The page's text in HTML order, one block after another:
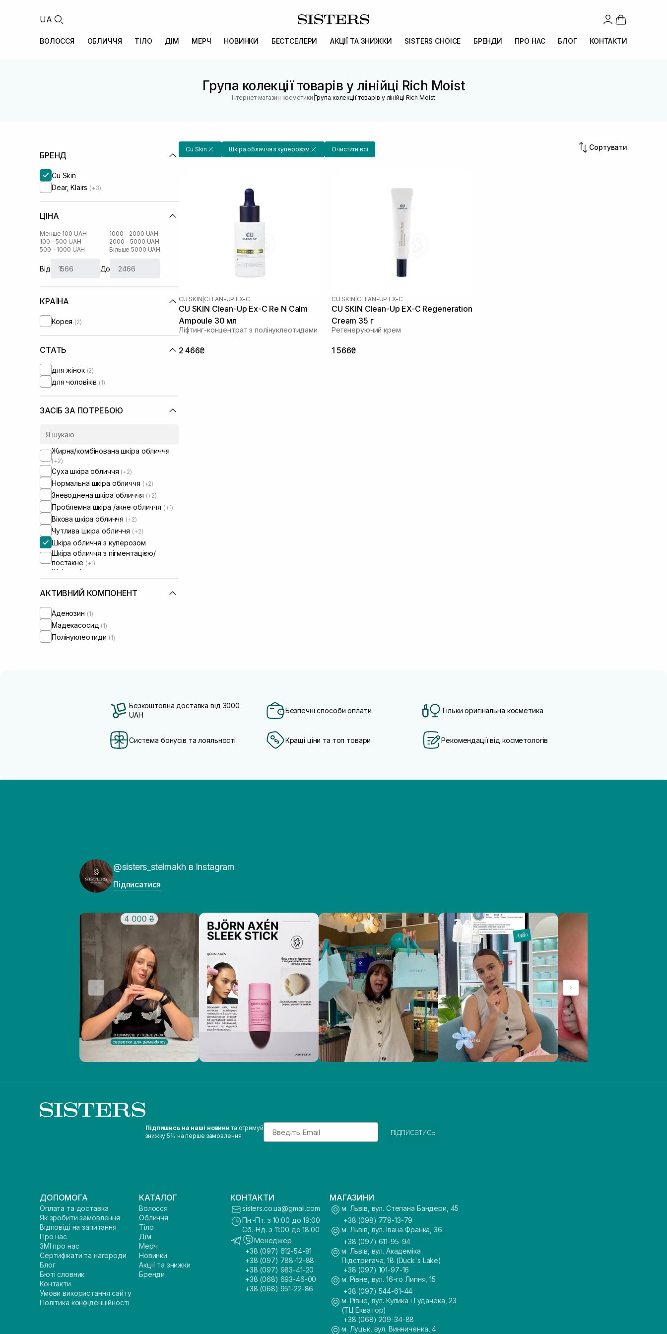
UA
ВОЛОССЯ ОБЛИЧЧЯ ТІЛО ДІМ МЕРЧ НОВИНКИ БЕСТСЕЛЕРИ АКЦІЇ ТА ЗНИЖКИ SISTERS CHOICE БРЕНДИ ПРО НАС БЛОГ КОНТАКТИ
Група колекції товарів у лінійці Rich Moist
Інтернет магазин косметики |Група колекції товарів у лінійці Rich Moist
БРЕНД
Cu Skin
Dear, Klairs (+3)
ЦІНА
Менше 100 UAH
100 – 500 UAH
500 – 1000 UAH
1000 – 2000 UAH
2000 – 5000 UAH
Більше 5000 UAH
Від До
КРАЇНА
Корея (2)
СТАТЬ
для жінок (2)
для чоловіків (1)
ЗАСІБ ЗА ПОТРЕБОЮ
Жирна/комбінована шкіра обличчя
(+2)
Суха шкіра обличчя (+2)
Нормальна шкіра обличчя (+2)
Зневоднена шкіра обличчя (+2)
Проблемна шкіра /акне обличчя (+1)
Вікова шкіра обличчя (+2)
Чутлива шкіра обличчя (+2)
Шкіра обличчя з куперозом
Шкіра обличчя з пігментацією/
постакне (+1)
Шкіра обличчя з порушеним
барʼєром
Шкіра обличчя з порушеним
АКТИВНИЙ КОМПОНЕНТ
Аденозин (1)
Мадекасосид (1)
Полінуклеотиди (1)
Cu Skin Шкіра обличчя з куперозом Очистити всі Сортувати
CU SKIN CLEAN-UP EX-C
CU SKIN Clean-Up Ex-C Re N Calm
Ampoule 30 мл
Ліфтинг-концентрат з полінуклеотидами
2 466₴
CU SKIN CLEAN-UP EX-C
CU SKIN Clean-Up EX-C Regeneration
Cream 35 г
Регенеруючий крем
1 566₴
Безкоштовна доставка від 3000
UAH
Безпечні способи оплати Тільки оригінальна косметика
Система бонусів та лояльності Кращі ціни та топ товари Рекомендації від косметологів
@sisters_stelmakh в Instagram
Підписатися
Підпишись на наші новини та отримуй
знижку 5% на перше замовлення
Email
підписатись
ДОПОМОГА
Оплата та доставка
Як зробити замовлення
Відповіді на запитання
Про нас
ЗМІ про нас
Сертифікати та нагороди
Блог
Бюті словник
Контакти
Умови використання сайту
Політика конфіденційності
КАТАЛОГ
Волосся
Обличчя
Тіло
Дім
Мерч
Новинки
Акції та знижки
Бренди
КОНТАКТИ
sisters.co.ua@gmail.com
Пн.-Пт. з 10:00 до 19:00
Сб.-Нд. з 11:00 до 18:00
Менеджер
+38 (097) 612-54-81
+38 (097) 788-12-88
+38 (097) 983-41-20
+38 (068) 693-46-00
+38 (068) 951-22-86
МАГАЗИНИ
м. Львів, вул. Степана Бандери, 45
+38 (098) 778-13-79
м. Львів, вул. Івана Франка, 36
+38 (097) 611-95-94
м. Львів, вул. Академіка
Підстригача, 1В (Duck's Lake)
+38 (097) 101-97-16
м. Рівне, вул. 16-го Липня, 15
+38 (097) 544-61-44
м. Рівне, вул. Кулика і Гудачека, 23
(ТЦ Екватор)
+38 (068) 209-34-88
м. Луцьк, вул. Винниченка, 4